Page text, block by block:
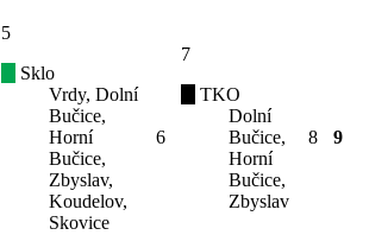
5
Sklo
Vrdy, Dolní
Bučice,
Horní
Bučice,
Zbyslav,
Koudelov,
Skovice
6
7
TKO
Dolní
Bučice,
Horní
Bučice,
Zbyslav
8 9